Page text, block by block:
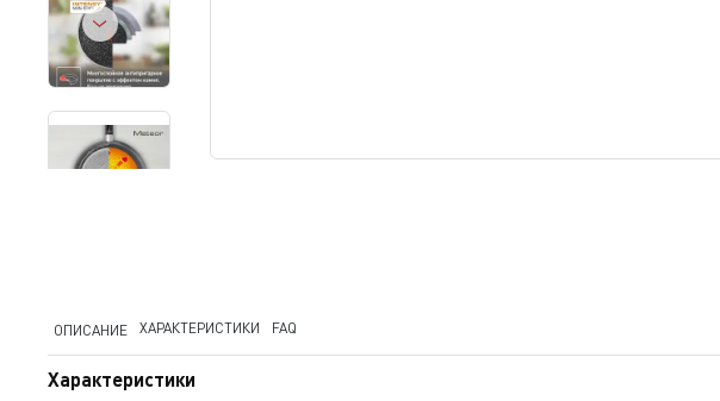
ОПИСАНИЕ ХАРАКТЕРИСТИКИ FAQ
Характеристики